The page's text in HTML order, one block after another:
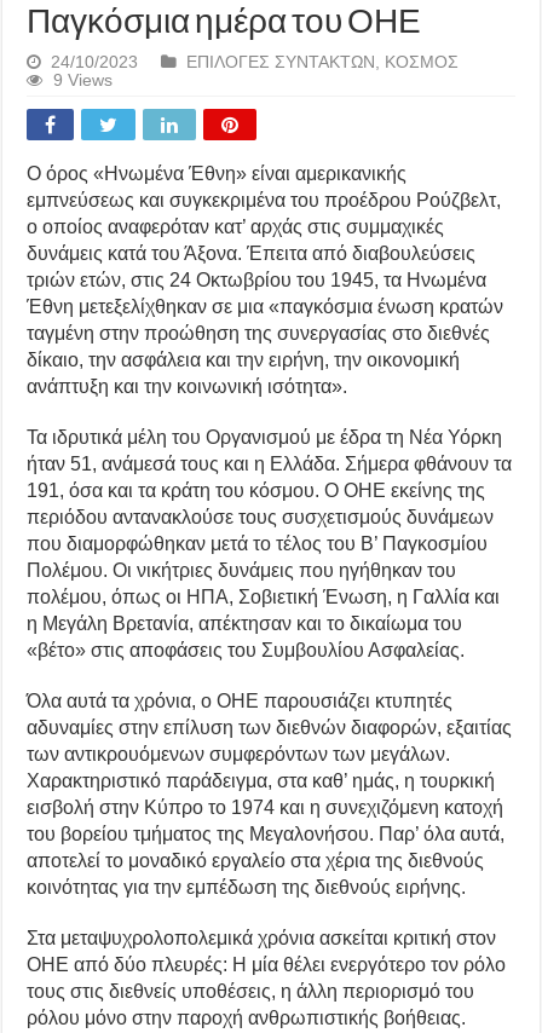
Παγκόσμια ημέρα του ΟΗΕ
24/10/2023 ΕΠΙΛΟΓΕΣ ΣΥΝΤΑΚΤΩΝ , ΚΟΣΜΟΣ
9 Views
Ο όρος «Ηνωμένα Έθνη» είναι αμερικανικής
εμπνεύσεως και συγκεκριμένα του προέδρου Ρούζβελτ,
ο οποίος αναφερόταν κατ’ αρχάς στις συμμαχικές
δυνάμεις κατά του Άξονα. Έπειτα από διαβουλεύσεις
τριών ετών, στις 24 Οκτωβρίου του 1945, τα Ηνωμένα
Έθνη μετεξελίχθηκαν σε μια «παγκόσμια ένωση κρατών
ταγμένη στην προώθηση της συνεργασίας στο διεθνές
δίκαιο, την ασφάλεια και την ειρήνη, την οικονομική
ανάπτυξη και την κοινωνική ισότητα».
Τα ιδρυτικά μέλη του Οργανισμού με έδρα τη Νέα Υόρκη
ήταν 51, ανάμεσά τους και η Ελλάδα. Σήμερα φθάνουν τα
191, όσα και τα κράτη του κόσμου. Ο ΟΗΕ εκείνης της
περιόδου αντανακλούσε τους συσχετισμούς δυνάμεων
που διαμορφώθηκαν μετά το τέλος του Β’ Παγκοσμίου
Πολέμου. Οι νικήτριες δυνάμεις που ηγήθηκαν του
πολέμου, όπως οι ΗΠΑ, Σοβιετική Ένωση, η Γαλλία και
η Μεγάλη Βρετανία, απέκτησαν και το δικαίωμα του
«βέτο» στις αποφάσεις του Συμβουλίου Ασφαλείας.
Όλα αυτά τα χρόνια, ο ΟΗΕ παρουσιάζει κτυπητές
αδυναμίες στην επίλυση των διεθνών διαφορών, εξαιτίας
των αντικρουόμενων συμφερόντων των μεγάλων.
Χαρακτηριστικό παράδειγμα, στα καθ’ ημάς, η τουρκική
εισβολή στην Κύπρο το 1974 και η συνεχιζόμενη κατοχή
του βορείου τμήματος της Μεγαλονήσου. Παρ’ όλα αυτά,
αποτελεί το μοναδικό εργαλείο στα χέρια της διεθνούς
κοινότητας για την εμπέδωση της διεθνούς ειρήνης.
Στα μεταψυχρολοπολεμικά χρόνια ασκείται κριτική στον
ΟΗΕ από δύο πλευρές: Η μία θέλει ενεργότερο τον ρόλο
τους στις διεθνείς υποθέσεις, η άλλη περιορισμό του
ρόλου μόνο στην παροχή ανθρωπιστικής βοήθειας.